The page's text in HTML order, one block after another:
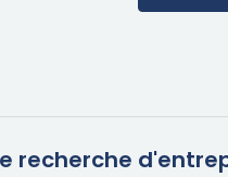
recherche